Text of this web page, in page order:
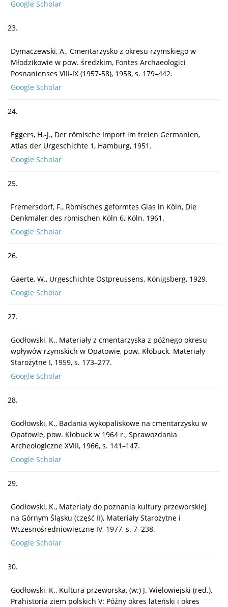
Google Scholar
23.
Dymaczewski, A., Cmentarzysko z okresu rzymskiego w
Młodzikowie w pow. średzkim, Fontes Archaeologici
Posnanienses VIII-IX (1957-58), 1958, s. 179–442.
Google Scholar
24.
Eggers, H.-J., Der römische Import im freien Germanien,
Atlas der Urgeschichte 1, Hamburg, 1951.
Google Scholar
25.
Fremersdorf, F., Römisches geformtes Glas in Köln, Die
Denkmäler des römischen Köln 6, Köln, 1961.
Google Scholar
26.
Gaerte, W., Urgeschichte Ostpreussens, Königsberg, 1929.
Google Scholar
27.
Godłowski, K., Materiały z cmentarzyska z późnego okresu
wpływów rzymskich w Opatowie, pow. Kłobuck. Materiały
Starożytne I, 1959, s. 173–277.
Google Scholar
28.
Godłowski, K., Badania wykopaliskowe na cmentarzysku w
Opatowie, pow. Kłobuck w 1964 r., Sprawozdania
Archeologiczne XVIII, 1966, s. 141–147.
Google Scholar
29.
Godłowski, K., Materiały do poznania kultury przeworskiej
na Górnym Śląsku (część II), Materiały Starożytne i
Wczesnośredniowieczne IV, 1977, s. 7–238.
Google Scholar
30.
Godłowski, K., Kultura przeworska, (w:) J. Wielowiejski (red.),
Prahistoria ziem polskich V: Późny okres lateński i okres